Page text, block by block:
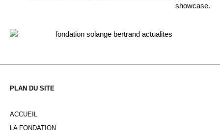
showcase.
PLAN DU SITE
ACCUEIL
LA FONDATION